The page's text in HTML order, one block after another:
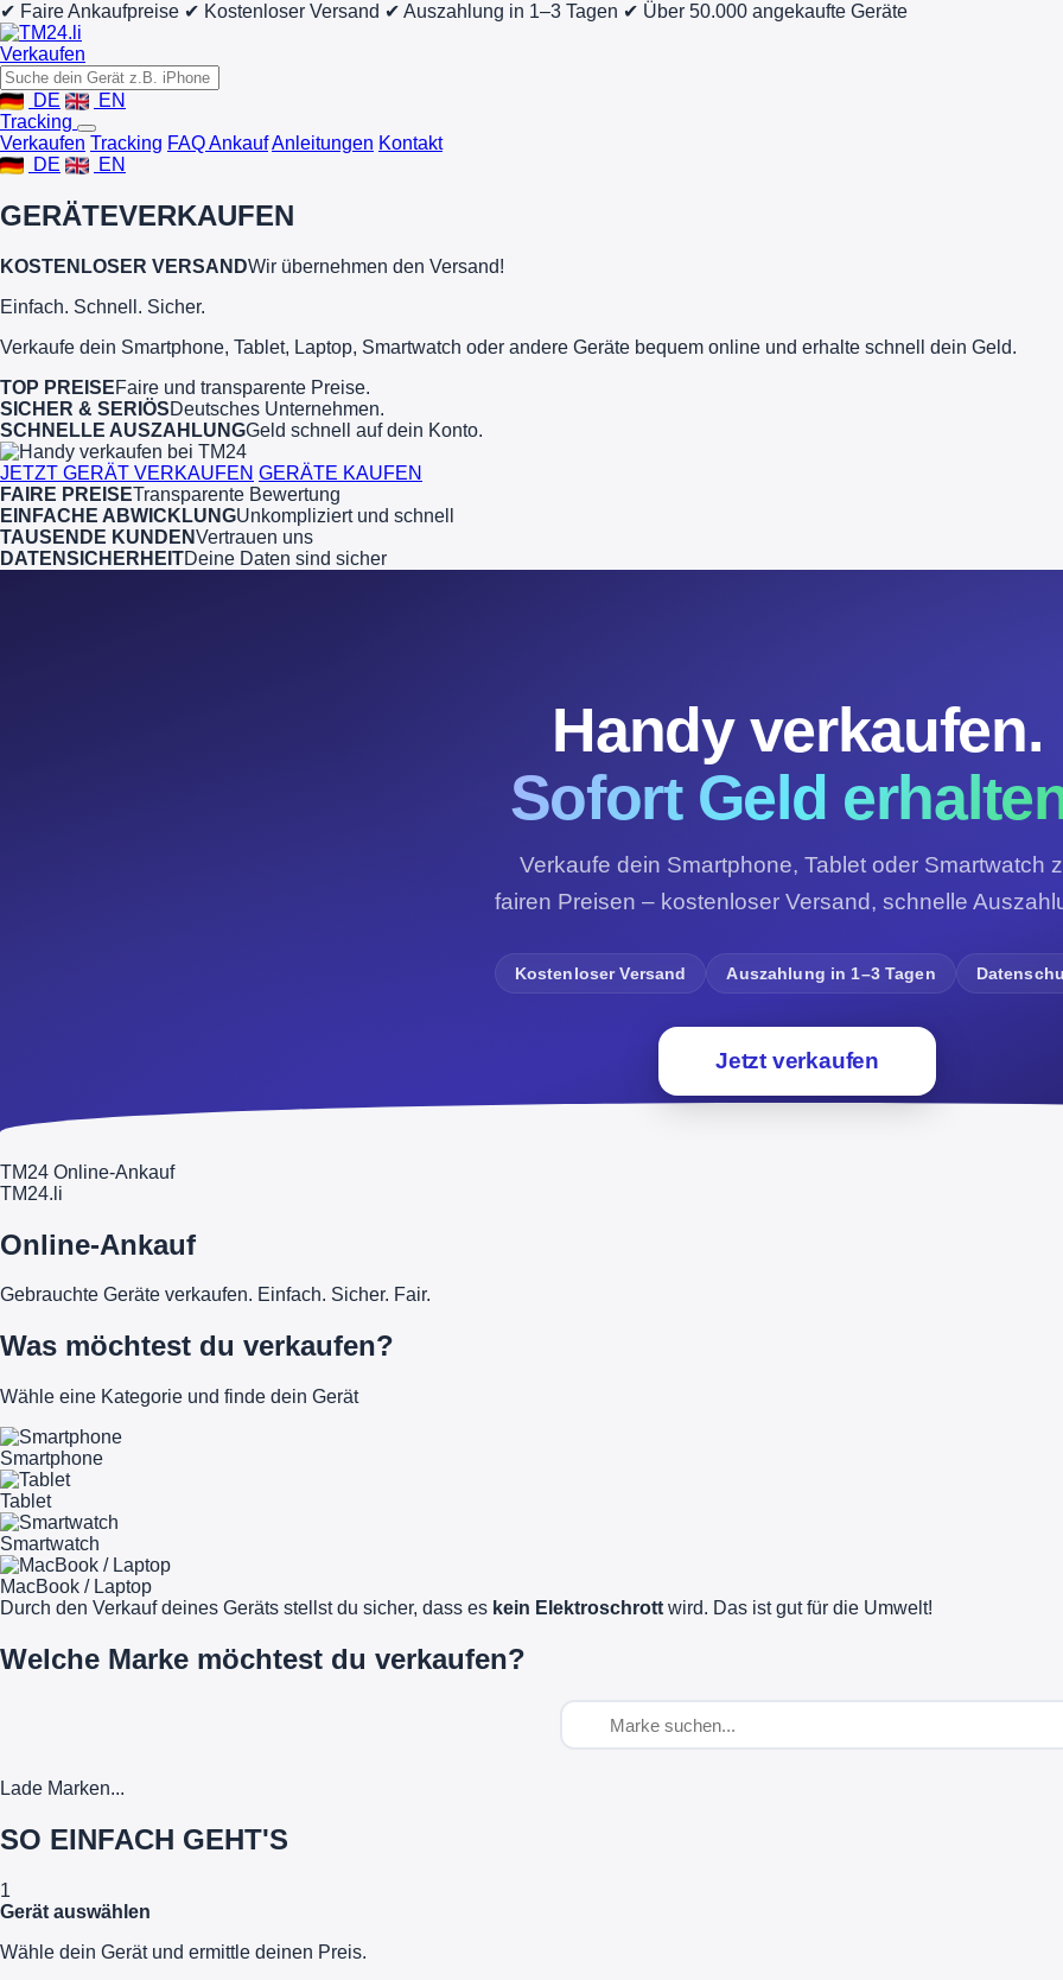
✔ Faire Ankaufpreise ✔ Kostenloser Versand ✔ Auszahlung in 1–3 Tagen ✔ Über 50.000 angekaufte Geräte
Verkaufen
DE
EN
Tracking
Verkaufen Tracking FAQ AnkaufAnleitungen Kontakt
DE
EN
GERÄTEVERKAUFEN
KOSTENLOSER VERSANDWir übernehmen den Versand!
Einfach. Schnell. Sicher.
Verkaufe dein Smartphone, Tablet, Laptop, Smartwatch oder andere Geräte bequem online und erhalte schnell dein Geld.
TOP PREISEFaire und transparente Preise.
SICHER & SERIÖSDeutsches Unternehmen.
SCHNELLE AUSZAHLUNGGeld schnell auf dein Konto.
JETZT GERÄT VERKAUFEN GERÄTE KAUFEN
FAIRE PREISETransparente Bewertung
EINFACHE ABWICKLUNGUnkompliziert und schnell
TAUSENDE KUNDENVertrauen uns
DATENSICHERHEITDeine Daten sind sicher
Handy verkaufen.
Sofort Geld
Verkaufe dein Smartphone, Tablet oder Smartwatch
fairen Preisen – kostenloser Versand, schnelle
Kostenloser Versand Auszahlung in 1–3 Tagen
Jetzt verkaufen
TM24 Online-Ankauf
TM24.li
Online-Ankauf
Gebrauchte Geräte verkaufen. Einfach. Sicher. Fair.
Was möchtest du verkaufen?
Wähle eine Kategorie und finde dein Gerät
Smartphone
Tablet
Smartwatch
MacBook / Laptop
Durch den Verkauf deines Geräts stellst du sicher, dass es kein Elektroschrott wird. Das ist gut für die Umwelt!
Welche Marke möchtest du verkaufen?
Lade Marken...
SO EINFACH GEHT'S
1
Gerät auswählen
Wähle dein Gerät und ermittle deinen Preis.